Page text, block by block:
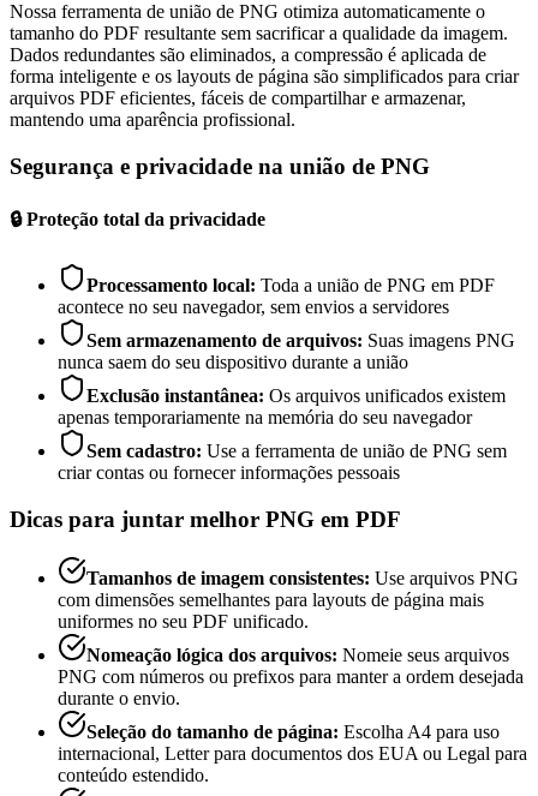
Nossa ferramenta de união de PNG otimiza automaticamente o
tamanho do PDF resultante sem sacrificar a qualidade da imagem.
Dados redundantes são eliminados, a compressão é aplicada de
forma inteligente e os layouts de página são simplificados para criar
arquivos PDF eficientes, fáceis de compartilhar e armazenar,
mantendo uma aparência profissional.
Segurança e privacidade na união de PNG
🔒Proteção total da privacidade
Processamento local: Toda a união de PNG em PDF
acontece no seu navegador, sem envios a servidores
Sem armazenamento de arquivos: Suas imagens PNG
nunca saem do seu dispositivo durante a união
Exclusão instantânea: Os arquivos unificados existem
apenas temporariamente na memória do seu navegador
Sem cadastro: Use a ferramenta de união de PNG sem
criar contas ou fornecer informações pessoais
Dicas para juntar melhor PNG em PDF
Tamanhos de imagem consistentes: Use arquivos PNG
com dimensões semelhantes para layouts de página mais
uniformes no seu PDF unificado.
Nomeação lógica dos arquivos: Nomeie seus arquivos
PNG com números ou prefixos para manter a ordem desejada
durante o envio.
Seleção do tamanho de página: Escolha A4 para uso
internacional, Letter para documentos dos EUA ou Legal para
conteúdo estendido.